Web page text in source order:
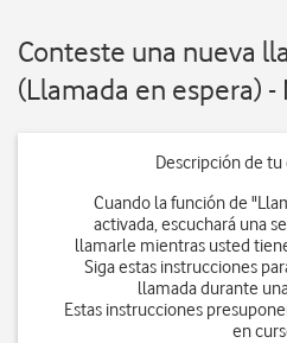
Conteste una nueva
(Llamada en espera)
Descripción de
Cuando la función de
activada, escuchará una
llamarle mientras usted
Siga estas instrucciones
llamada durante
Estas instrucciones
en